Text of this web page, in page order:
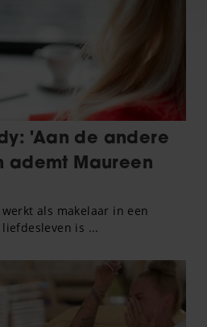
voor social media te bieden
te analyseren. Ook delen we
van onze site met onze
adverteren en analyse. Deze
combineren met andere
verstrekt of die ze hebben
uw gebruik van hun services. U
als u onze website blijft